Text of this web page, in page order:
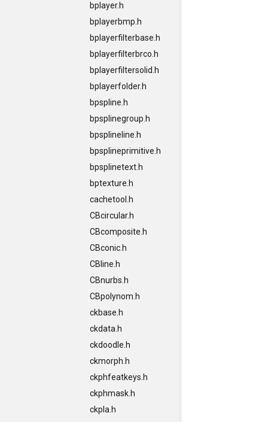
bplayer.h
bplayerbmp.h
bplayerfilterbase.h
bplayerfilterbrco.h
bplayerfiltersolid.h
bplayerfolder.h
bpspline.h
bpsplinegroup.h
bpsplineline.h
bpsplineprimitive.h
bpsplinetext.h
bptexture.h
cachetool.h
CBcircular.h
CBcomposite.h
CBconic.h
CBline.h
CBnurbs.h
CBpolynom.h
ckbase.h
ckdata.h
ckdoodle.h
ckmorph.h
ckphfeatkeys.h
ckphmask.h
ckpla.h